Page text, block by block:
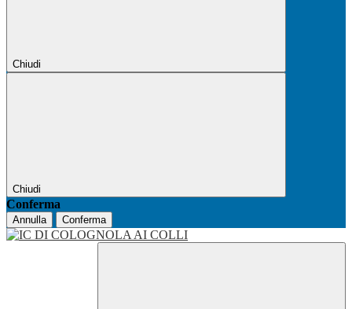
Chiudi
Chiudi
Conferma
Annulla Conferma